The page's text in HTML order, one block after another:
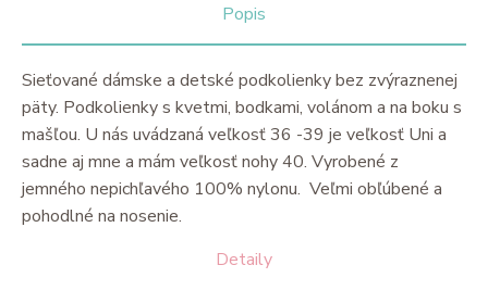
Popis
Detaily
Sieťované dámske a detské podkolienky bez zvýraznenej
päty. Podkolienky s kvetmi, bodkami, volánom a na boku s
mašľou. U nás uvádzaná veľkosť 36 -39 je veľkosť Uni a
sadne aj mne a mám veľkosť nohy 40. Vyrobené z
jemného nepichľavého 100% nylonu. Veľmi obľúbené a
pohodlné na nosenie.